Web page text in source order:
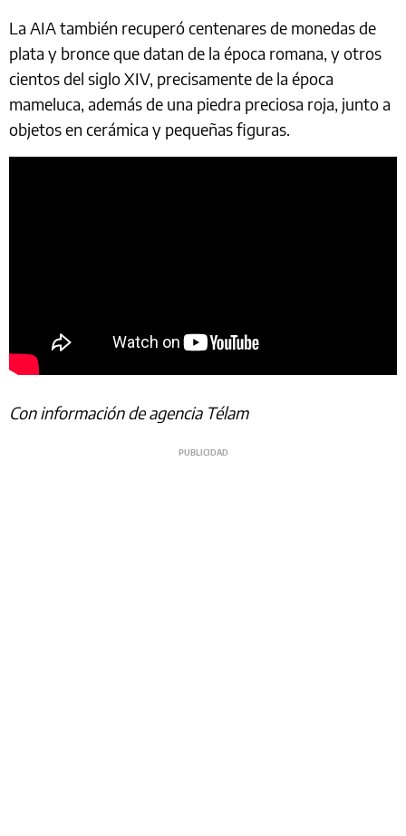
La AIA también recuperó centenares de monedas de
plata y bronce que datan de la época romana, y otros
cientos del siglo XIV, precisamente de la época
mameluca, además de una piedra preciosa roja, junto a
objetos en cerámica y pequeñas figuras.
Con información de agencia Télam